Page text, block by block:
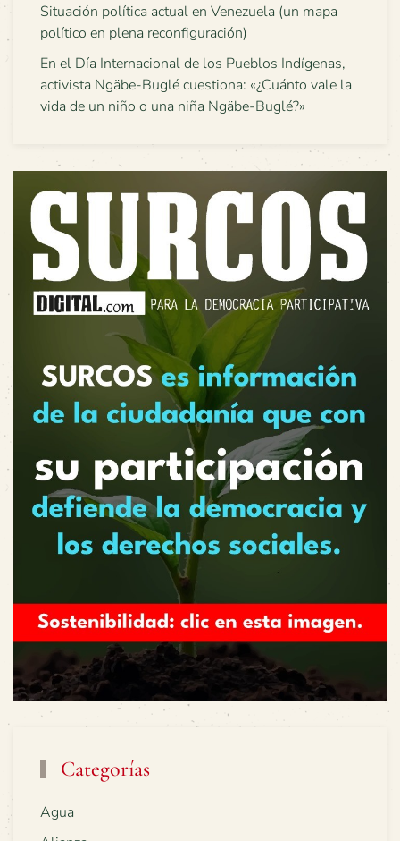
Situación política actual en Venezuela (un mapa
político en plena reconfiguración)
En el Día Internacional de los Pueblos Indígenas,
activista Ngäbe-Buglé cuestiona: «¿Cuánto vale la
vida de un niño o una niña Ngäbe-Buglé?»
Categorías
Agua